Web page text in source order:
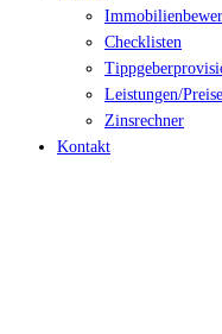
Checklisten
Leistungen/Preise
Zinsrechner
Kontakt